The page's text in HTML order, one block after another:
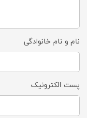
نام و نام خانوادگی
پست الکترونیک